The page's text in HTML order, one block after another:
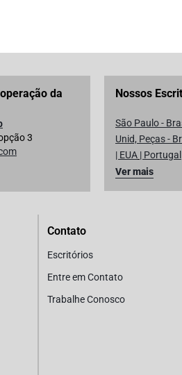
da
3
Nossos
São Paulo -
Unid, Peças -
| EUA | Portugal
Ver mais
Contato
Escritórios
Entre em Contato
Trabalhe Conosco